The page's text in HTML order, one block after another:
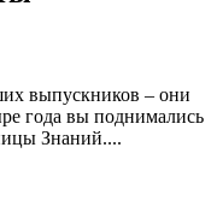
выпускников – они
года вы поднимались
Знаний....